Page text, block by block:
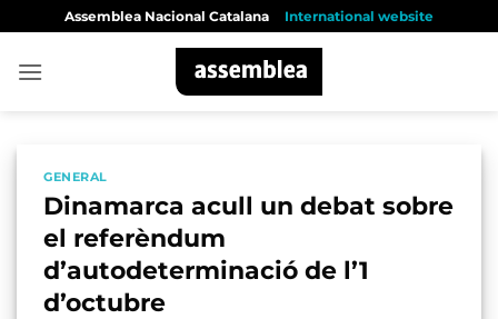
content
Assemblea Nacional Catalana International website
GENERAL
Dinamarca acull un debat sobre
el referèndum
d’autodeterminació de l’1
d’octubre